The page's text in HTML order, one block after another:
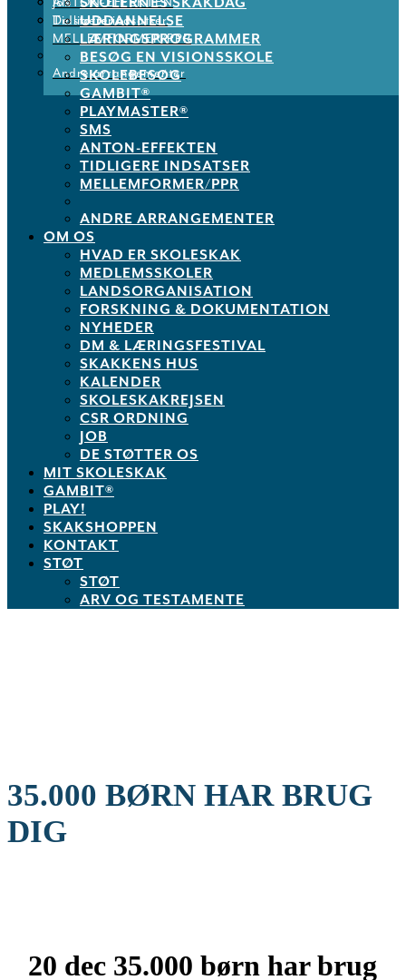
Tidligere indsatser
MELLEMFORMER/PPR
Andre arrangementer
De støtter os
UDDANNELSE
LÆRINGSPROGRAMMER
BESØG EN VISIONSSKOLE
SKOLEBESØG
GAMBIT®
PLAYMASTER®
SMS
ANTON-EFFEKTEN
TIDLIGERE INDSATSER
MELLEMFORMER/PPR
ANDRE ARRANGEMENTER
OM OS
HVAD ER SKOLESKAK
MEDLEMSSKOLER
LANDSORGANISATION
FORSKNING & DOKUMENTATION
NYHEDER
DM & LÆRINGSFESTIVAL
SKAKKENS HUS
KALENDER
SKOLESKAKREJSEN
CSR ORDNING
JOB
DE STØTTER OS
MIT SKOLESKAK
GAMBIT®
PLAY!
SKAKSHOPPEN
KONTAKT
STØT
STØT
ARV OG TESTAMENTE
35.000 BØRN HAR BRUG
DIG
20 dec 35.000 børn har brug